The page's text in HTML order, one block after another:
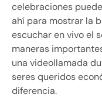
celebraciones
ahí para mostrar la
escuchar en vivo el
maneras
una videollamada
seres queridos
diferencia.